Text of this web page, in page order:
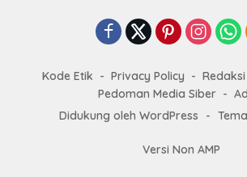
Kode Etik Privacy Policy Redaksi
Pedoman Media Siber
Didukung oleh WordPress
-
Versi Non AMP